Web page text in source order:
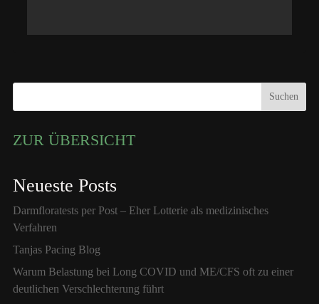
Suchen
ZUR ÜBERSICHT
Neueste Posts
Darmfloratests per Post – Eher Lotterie als medizinisches
Verfahren
Tanjas Pacing Blog
Warum Belastung bei Long COVID und ME/CFS oft zu einer
deutlichen Verschlechterung führt